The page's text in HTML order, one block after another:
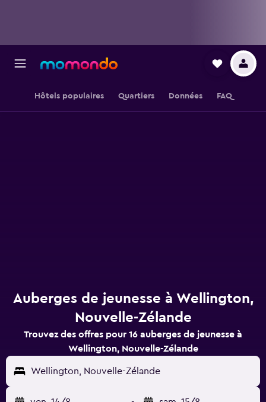
Hôtels populaires Quartiers Données FAQ
Auberges de jeunesse à Wellington,
Nouvelle-Zélande
Trouvez des offres pour 16 auberges de jeunesse à
Wellington, Nouvelle-Zélande
Wellington, Nouvelle-Zélande